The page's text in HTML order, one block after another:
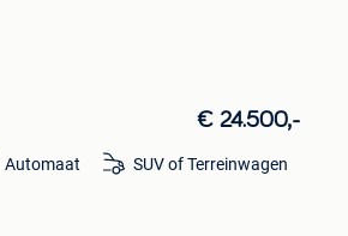
€ 24.500,-
Automaat SUV of Terreinwagen